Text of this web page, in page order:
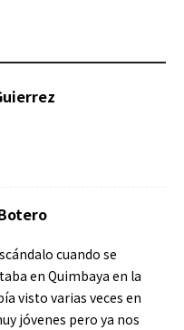
cuando se
en Quimbaya en la
visto varias veces en
jóvenes pero ya nos